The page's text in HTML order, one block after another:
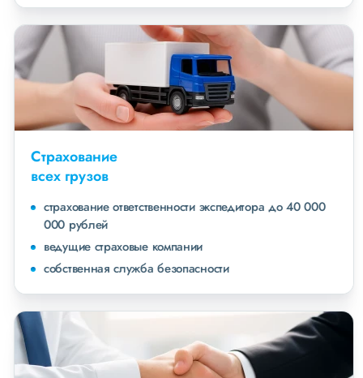
Страхование
всех грузов
страхование ответственности экспедитора до 40 000
000 рублей
ведущие страховые компании
собственная служба безопасности